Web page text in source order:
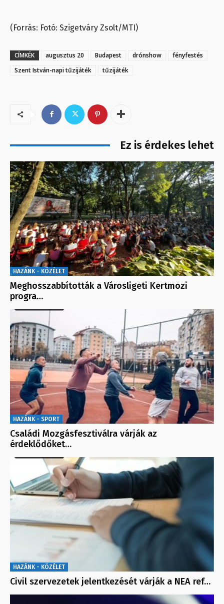
(Forrás: Fotó: Szigetváry Zsolt/MTI)
CÍMKÉK augusztus 20 Budapest drónshow
fényfestés
Szent István-napi tűzijáték
tűzijáték
Ez is érdekes lehet
HAZÁNK - KÖZÉLET
Meghosszabbították a Városligeti Kertmozi
progra…
HAZÁNK - SPORT
Családi Mozgásfesztiválra várják az
érdeklődőket…
HAZÁNK - KÖZÉLET
Civil szervezetek jelentkezését várják a NEA ref…